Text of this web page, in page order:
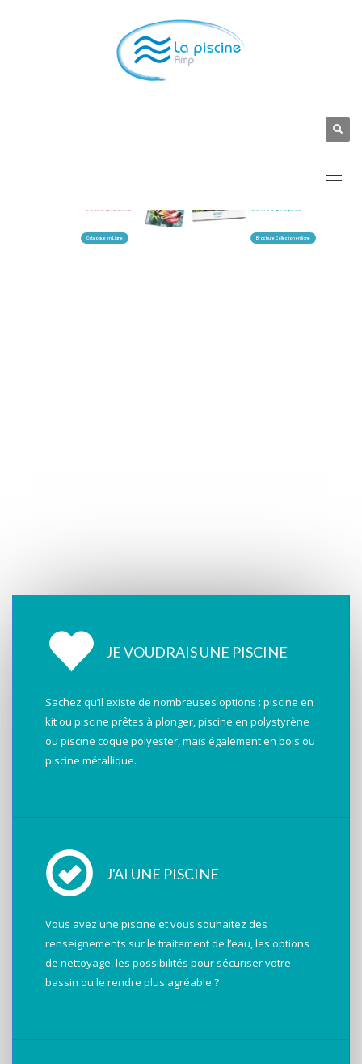
Brochure Collection en ligne
Catalogue en Ligne
JE VOUDRAIS UNE PISCINE
Sachez qu’il existe de nombreuses options : piscine en
kit ou piscine prêtes à plonger, piscine en polystyrène
ou piscine coque polyester, mais également en bois ou
piscine métallique.
J'AI UNE PISCINE
Vous avez une piscine et vous souhaitez des
renseignements sur le traitement de l’eau, les options
de nettoyage, les possibilités pour sécuriser votre
bassin ou le rendre plus agréable ?